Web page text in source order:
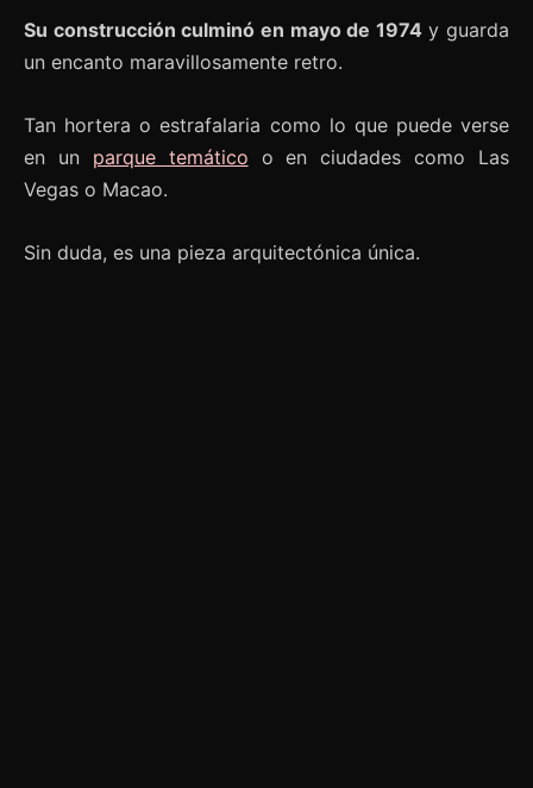
Su construcción culminó en mayo de 1974 y guarda
un encanto maravillosamente retro.
Tan hortera o estrafalaria como lo que puede verse
en un parque temático o en ciudades como Las
Vegas o Macao.
Sin duda, es una pieza arquitectónica única.